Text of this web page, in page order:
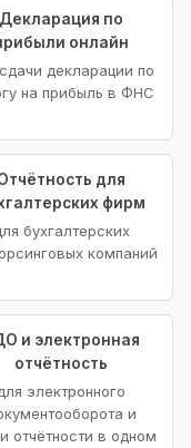
Декларация по
онлайн
декларации по
на прибыль в ФНС
для
фирм
бухгалтерских
компаний
и электронная
отчётность
электронного
и
отчётности в одном